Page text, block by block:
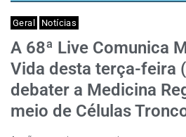
Geral Notícias
A 68ª Live Comunica
Vida desta terça-feira
debater a Medicina
meio de Células